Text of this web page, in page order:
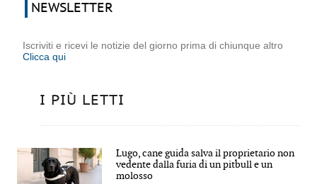
NEWSLETTER
Iscriviti e ricevi le notizie del giorno prima di chiunque altro
Clicca qui
I PIÙ LETTI
Lugo, cane guida salva il proprietario non
vedente dalla furia di un pitbull e un
molosso